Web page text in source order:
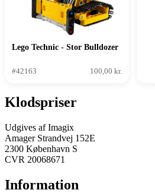
Lego Technic - Stor Bulldozer
#42163 100,00 kr.
Klodspriser
Udgives af Imagix
Amager Strandvej 152E
2300 København S
CVR 20068671
Information